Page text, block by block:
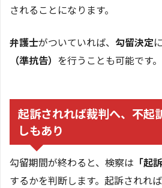
されることになります。
弁護士がついていれば、 勾留決定
（準抗告） を行うことも可能です。
起訴されれば裁判へ、不起
しもあり
勾留期間が終わると、検察は 「起
するかを判断します。起訴されれ